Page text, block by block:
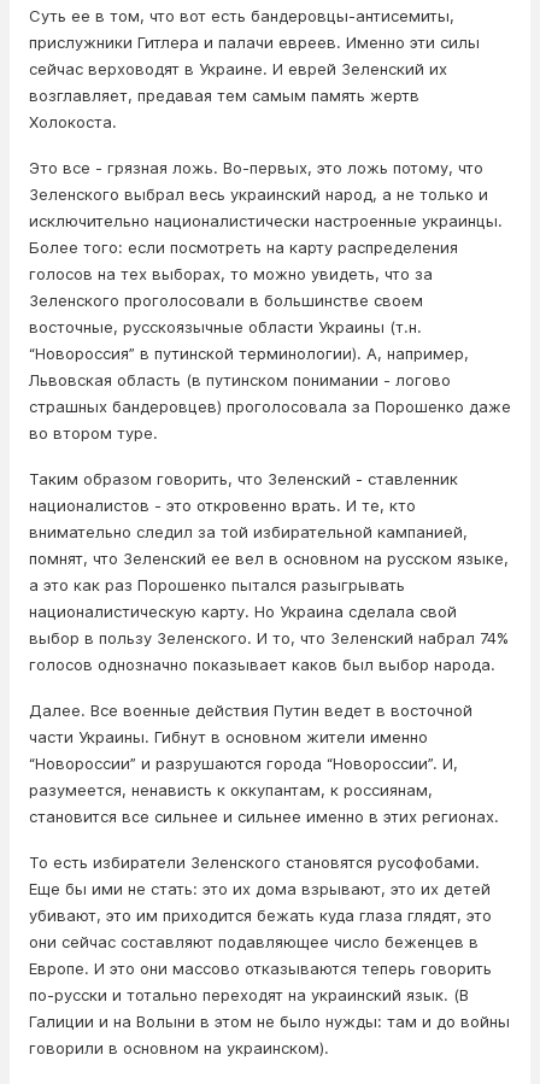
Суть ее в том, что вот есть бандеровцы-антисемиты,
прислужники Гитлера и палачи евреев. Именно эти силы
сейчас верховодят в Украине. И еврей Зеленский их
возглавляет, предавая тем самым память жертв
Холокоста.
Это все - грязная ложь. Во-первых, это ложь потому, что
Зеленского выбрал весь украинский народ, а не только и
исключительно националистически настроенные украинцы.
Более того: если посмотреть на карту распределения
голосов на тех выборах, то можно увидеть, что за
Зеленского проголосовали в большинстве своем
восточные, русскоязычные области Украины (т.н.
“Новороссия” в путинской терминологии). А, например,
Львовская область (в путинском понимании - логово
страшных бандеровцев) проголосовала за Порошенко даже
во втором туре.
Таким образом говорить, что Зеленский - ставленник
националистов - это откровенно врать. И те, кто
внимательно следил за той избирательной кампанией,
помнят, что Зеленский ее вел в основном на русском языке,
а это как раз Порошенко пытался разыгрывать
националистическую карту. Но Украина сделала свой
выбор в пользу Зеленского. И то, что Зеленский набрал 74%
голосов однозначно показывает каков был выбор народа.
Далее. Все военные действия Путин ведет в восточной
части Украины. Гибнут в основном жители именно
“Новороссии” и разрушаются города “Новороссии”. И,
разумеется, ненависть к оккупантам, к россиянам,
становится все сильнее и сильнее именно в этих регионах.
То есть избиратели Зеленского становятся русофобами.
Еще бы ими не стать: это их дома взрывают, это их детей
убивают, это им приходится бежать куда глаза глядят, это
они сейчас составляют подавляющее число беженцев в
Европе. И это они массово отказываются теперь говорить
по-русски и тотально переходят на украинский язык. (В
Галиции и на Волыни в этом не было нужды: там и до войны
говорили в основном на украинском).